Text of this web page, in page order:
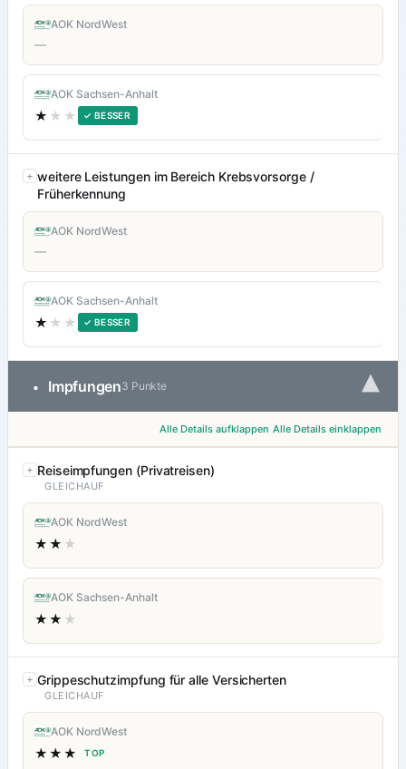
AOK NordWest
—
AOK Sachsen-Anhalt
★ ★★ ✓ BESSER
weitere Leistungen im Bereich Krebsvorsorge /
Früherkennung
AOK NordWest
—
AOK Sachsen-Anhalt
★ ★★ ✓ BESSER
• Impfungen3 Punkte ▾
Alle Details aufklappen Alle Details einklappen
Reiseimpfungen (Privatreisen)
GLEICHAUF
AOK NordWest
★★ ★
AOK Sachsen-Anhalt
★★ ★
Grippeschutzimpfung für alle Versicherten
GLEICHAUF
AOK NordWest
★★★ TOP